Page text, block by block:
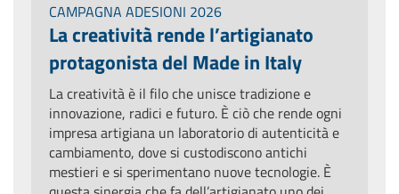
CAMPAGNA ADESIONI 2026
La creatività rende l’artigianato
protagonista del Made in Italy
La creatività è il filo che unisce tradizione e
innovazione, radici e futuro. È ciò che rende ogni
impresa artigiana un laboratorio di autenticità e
cambiamento, dove si custodiscono antichi
mestieri e si sperimentano nuove tecnologie. È